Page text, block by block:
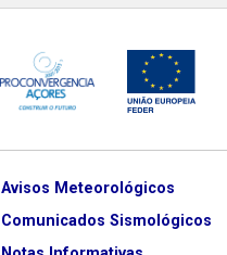
Avisos Meteorológicos
Comunicados Sismológicos